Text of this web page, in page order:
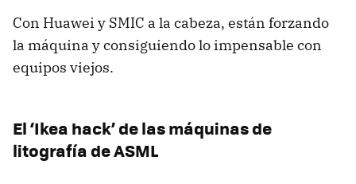
Con Huawei y SMIC a la cabeza, están forzando
la máquina y consiguiendo lo impensable con
equipos viejos.
El ‘Ikea hack’ de las máquinas de
litografía de ASML